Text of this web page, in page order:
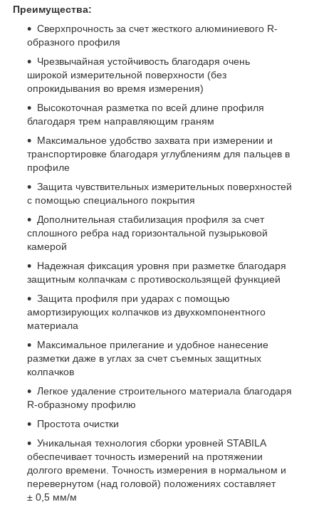
Преимущества:
Сверхпрочность за счет жесткого алюминиевого R-
образного профиля
Чрезвычайная устойчивость благодаря очень
широкой измерительной поверхности (без
опрокидывания во время измерения)
Высокоточная разметка по всей длине профиля
благодаря трем направляющим граням
Максимальное удобство захвата при измерении и
транспортировке благодаря углублениям для пальцев в
профиле
Защита чувствительных измерительных поверхностей
с помощью специального покрытия
Дополнительная стабилизация профиля за счет
сплошного ребра над горизонтальной пузырьковой
камерой
Надежная фиксация уровня при разметке благодаря
защитным колпачкам с противоскользящей функцией
Защита профиля при ударах с помощью
амортизирующих колпачков из двухкомпонентного
материала
Максимальное прилегание и удобное нанесение
разметки даже в углах за счет съемных защитных
колпачков
Легкое удаление строительного материала благодаря
R-образному профилю
Простота очистки
Уникальная технология сборки уровней STABILA
обеспечивает точность измерений на протяжении
долгого времени. Точность измерения в нормальном и
перевернутом (над головой) положениях составляет
± 0,5 мм/м